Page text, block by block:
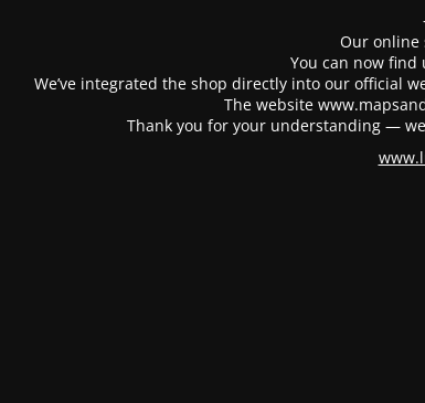
Our online
You can now find
We’ve integrated the shop directly into our official
The website
Thank you for your understanding —